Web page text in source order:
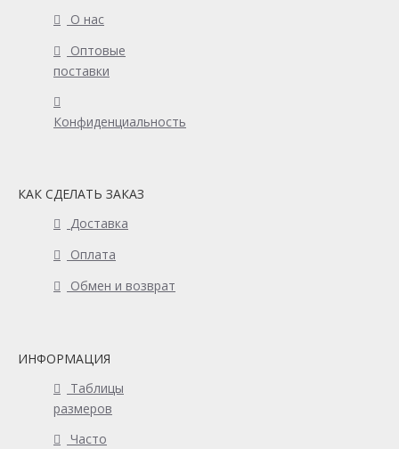
О нас
Оптовые
поставки
Конфиденциальность
КАК СДЕЛАТЬ ЗАКАЗ
Доставка
Оплата
Обмен и возврат
ИНФОРМАЦИЯ
Таблицы
размеров
Часто